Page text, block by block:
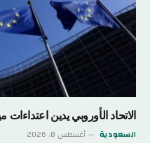
الاتحاد الأوروبي يدين
السعودية أغسطس 8, 2026